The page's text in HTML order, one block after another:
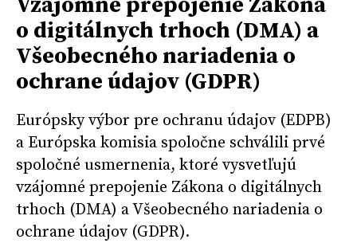
o digitálnych trhoch (DMA) a
Všeobecného nariadenia o
ochrane údajov (GDPR)
Európsky výbor pre ochranu údajov (EDPB)
a Európska komisia spoločne schválili prvé
spoločné usmernenia, ktoré vysvetľujú
vzájomné prepojenie Zákona o digitálnych
trhoch (DMA) a Všeobecného nariadenia o
ochrane údajov (GDPR).